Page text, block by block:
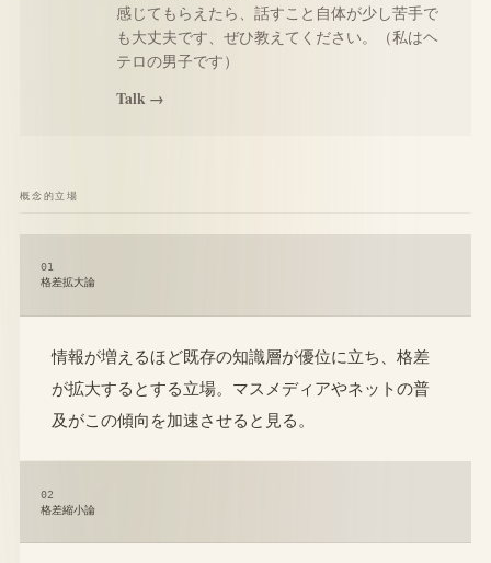
感じてもらえたら、話すこと自体が少し苦手で
も大丈夫です、ぜひ教えてください。（私はヘ
テロの男子です）
Talk →
概念的立場
01
格差拡大論
情報が増えるほど既存の知識層が優位に立ち、格差
が拡大するとする立場。マスメディアやネットの普
及がこの傾向を加速させると見る。
02
格差縮小論